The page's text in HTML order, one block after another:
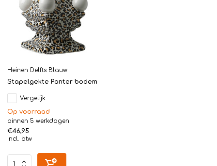
Heinen Delfts Blauw
Stapelgekte Panter bodem
Vergelijk
Op voorraad
binnen 5 werkdagen
€46,95
Incl. btw